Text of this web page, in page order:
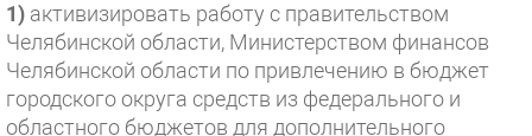
1) активизировать работу с правительством
Челябинской области, Министерством финансов
Челябинской области по привлечению в бюджет
городского округа средств из федерального и
областного бюджетов для дополнительного